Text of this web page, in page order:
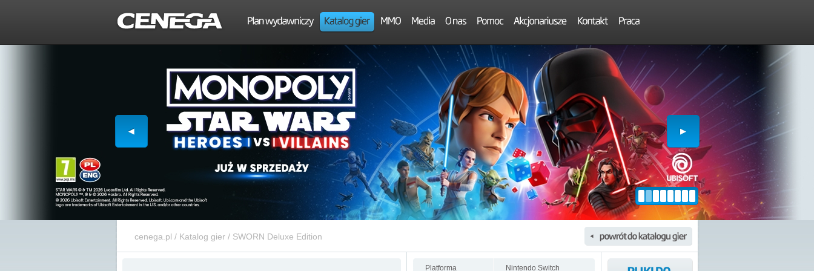
cenega.pl / Katalog gier/ SWORN Deluxe Edition
Platforma Nintendo Switch